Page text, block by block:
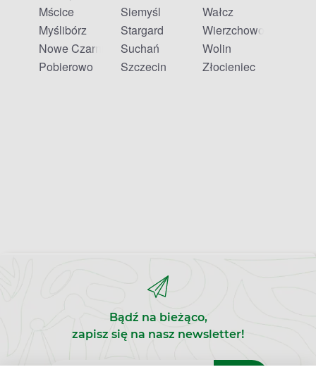
Mścice
Myślibórz
Nowe Czarnowo
Pobierowo
Siemyśl
Stargard
Suchań
Szczecin
Wałcz
Wierzchowo
Wolin
Złocieniec
Bądź na bieżąco,
zapisz się na nasz newsletter!